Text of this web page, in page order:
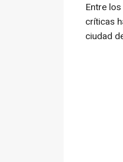
Entre
críticas
ciudad